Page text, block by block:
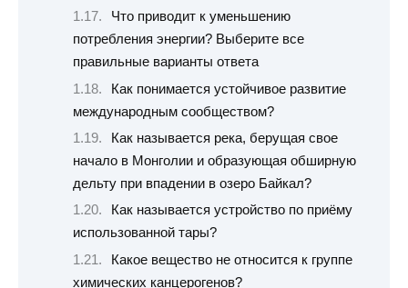
Что приводит к уменьшению
потребления энергии? Выберите все
правильные варианты ответа
Как понимается устойчивое развитие
международным сообществом?
Как называется река, берущая свое
начало в Монголии и образующая обширную
дельту при впадении в озеро Байкал?
Как называется устройство по приёму
использованной тары?
Какое вещество не относится к группе
химических канцерогенов?